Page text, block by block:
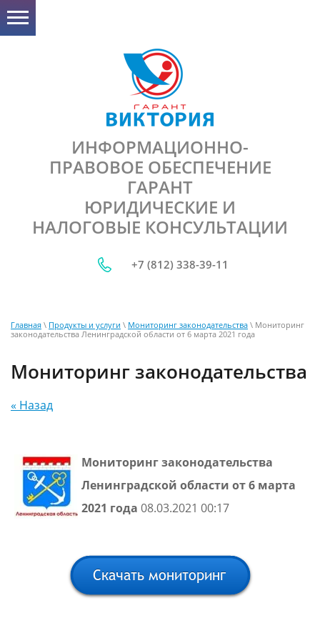
ИНФОРМАЦИОННО-
ПРАВОВОЕ ОБЕСПЕЧЕНИЕ
ГАРАНТ
ЮРИДИЧЕСКИЕ И
НАЛОГОВЫЕ КОНСУЛЬТАЦИИ
+7 (812) 338-39-11
Главная \ Продукты и услуги \ Мониторинг законодательства \ Мониторинг
законодательства Ленинградской области от 6 марта 2021 года
Мониторинг законодательства
« Назад
Мониторинг законодательства
Ленинградской области от 6 марта
2021 года 08.03.2021 00:17